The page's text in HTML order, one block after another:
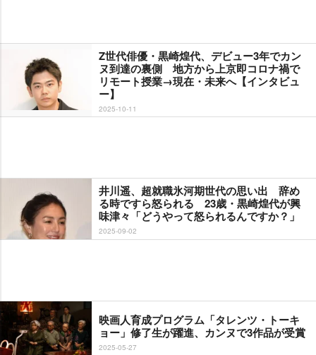
Z世代俳優・黒崎煌代、デビュー3年でカン
ヌ到達の裏側 地方から上京即コロナ禍で
リモート授業→現在・未来へ【インタビュ
ー】
2025-10-11
井川遥、超就職氷河期世代の思い出 辞め
る時ですら怒られる 23歳・黒崎煌代が興
味津々「どうやって怒られるんですか？」
2025-09-02
映画人育成プログラム「タレンツ・トーキ
ョー」修了生が躍進、カンヌで3作品が受賞
2025-05-27